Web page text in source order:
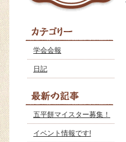
学会会報
日記
五平餅マイスター募集！
イベント情報です!